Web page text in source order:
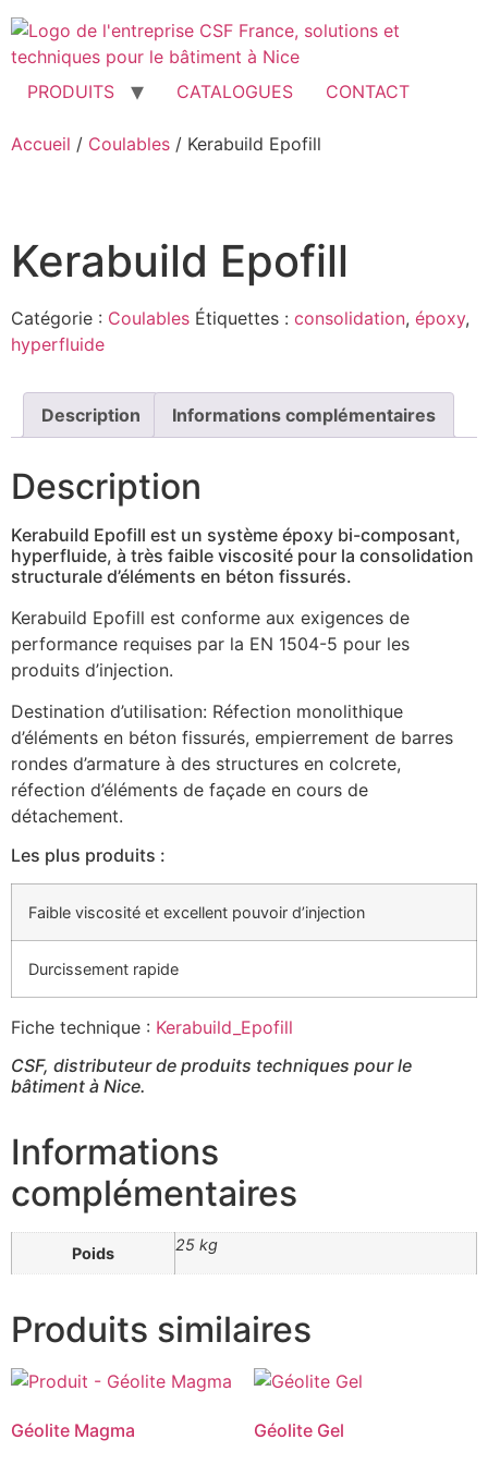
Aller
au
contenu
PRODUITS
CATALOGUES CONTACT
Accueil / Coulables / Kerabuild Epofill
Kerabuild Epofill
Catégorie : Coulables Étiquettes : consolidation, époxy,
hyperfluide
Description Informations complémentaires
Description
Kerabuild Epofill est un système époxy bi-composant,
hyperfluide, à très faible viscosité pour la consolidation
structurale d’éléments en béton fissurés.
Kerabuild Epofill est conforme aux exigences de
performance requises par la EN 1504-5 pour les
produits d’injection.
Destination d’utilisation: Réfection monolithique
d’éléments en béton fissurés, empierrement de barres
rondes d’armature à des structures en colcrete,
réfection d’éléments de façade en cours de
détachement.
Les plus produits :
Faible viscosité et excellent pouvoir d’injection
Durcissement rapide
Fiche technique : Kerabuild_Epofill
CSF, distributeur de produits techniques pour le
bâtiment à Nice.
Informations
complémentaires
Poids 25 kg
Produits similaires
Géolite Magma Géolite Gel